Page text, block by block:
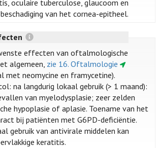
oculaire tuberculose, glaucoom en
van het cornea-epitheel.
effecten van oftalmologische
algemeen, zie 16. Oftalmologie
met neomycine en framycetine).
na langdurig lokaal gebruik (> 1 maand):
van myelodysplasie; zeer zelden
hypoplasie of aplasie. Toename van het
bij patiënten met G6PD-deficiëntie.
gebruik van antivirale middelen kan
keratitis.